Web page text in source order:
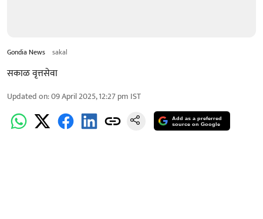
Gondia News sakal
सकाळ वृत्तसेवा
Updated on:09 April 2025, 12:27 pm IST
Add as a preferred
source on Google